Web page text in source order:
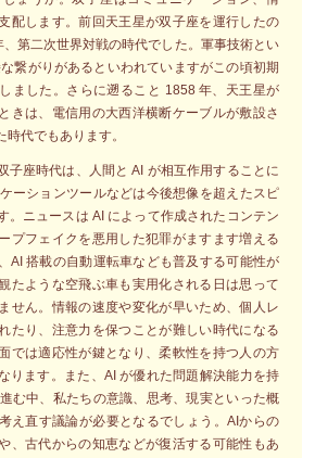
配します。前回天王星が双子座を運行したの
第二次世界対戦の時代でした。軍事技術とい
繋がりがあるといわれていますがこの頃初期
ました。さらに遡ること 1858 年、天王星が
きは、電信用の大西洋横断ケーブルが敷設さ
代でもあります。
子座時代は、人間と AI が相互作用することに
ーションツールなどは今後想像を超えたスピ
。ニュースは AI によって作成されたコンテン
プフェイクを悪用した犯罪がますます増える
AI 搭載の自動運転車なども普及する可能性が
たような空飛ぶ車も実用化される日は思って
せん。情報の速度や変化が早いため、個人レ
たり、注意力を保つことが難しい時代になる
では適応性が鍵となり、柔軟性を持つ人の方
ります。また、AI が優れた問題解決能力を持
む中、私たちの意識、思考、現実といった概
え直す議論が必要となるでしょう。AIからの
、古代からの知恵などが復活する可能性もあ